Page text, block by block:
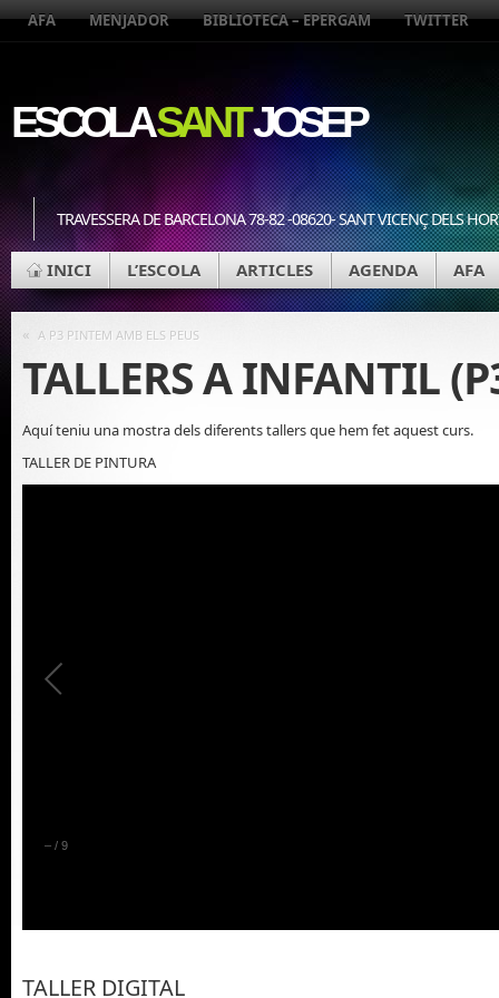
AFA MENJADOR BIBLIOTECA – EPERGAM TWITTER
ESCOLASANTJOSEP
TRAVESSERA DE BARCELONA 78-82 -08620- SANT VICENÇ DELS
INICI L’ESCOLA ARTICLES AGENDA AFA
« A P3 PINTEM AMB ELS PEUS
TALLERS A INFANTIL
Aquí teniu una mostra dels diferents tallers que hem fet aquest curs.
TALLER DE PINTURA
– / 9
TALLER DIGITAL